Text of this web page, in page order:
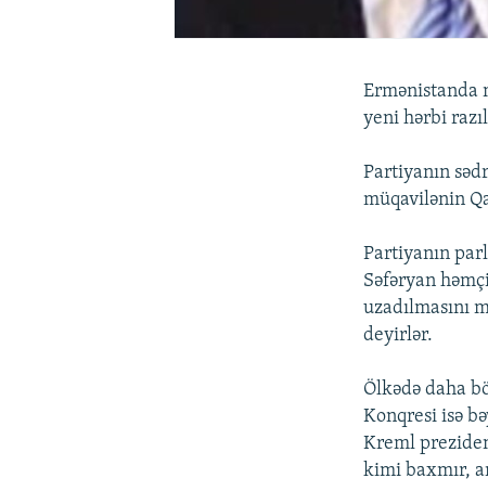
Ermənistanda
yeni hərbi
Partiyanın
müqavilənin
Partiyanın
Səfəryan
uzadılmasını
deyirlər.
Ölkədə daha
Konqresi isə
Kreml
kimi baxmır,